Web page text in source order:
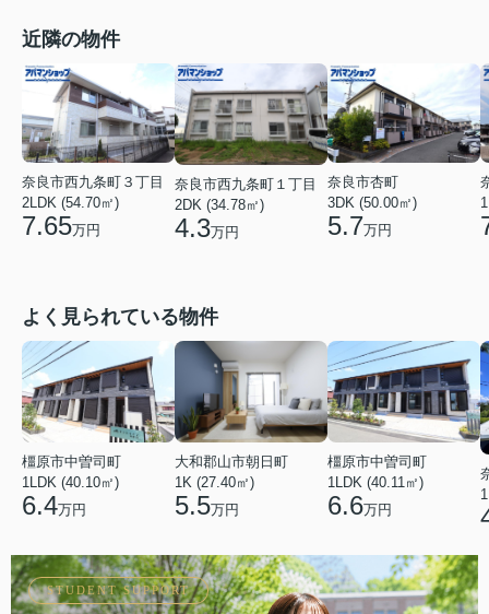
近隣の物件
奈良市西九条町３丁目
2LDK (54.70㎡)
7.65万円
奈良市西九条町１丁目
2DK (34.78㎡)
4.3万円
奈良市杏町
3DK (50.00㎡)
5.7万円
よく見られている物件
橿原市中曽司町
1LDK (40.10㎡)
6.4万円
大和郡山市朝日町
1K (27.40㎡)
5.5万円
橿原市中曽司町
1LDK (40.11㎡)
6.6万円
STUDENT SUPPORT